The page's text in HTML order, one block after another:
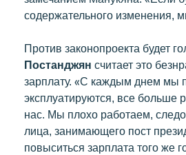
содержательного изменения,
Против законопроекта будет
Постанджян считает это
зарплату. «С каждым днем мы
эксплуатируются, все больше
нас. Мы плохо работаем,
лица, занимающего пост
повыситься зарплата того же